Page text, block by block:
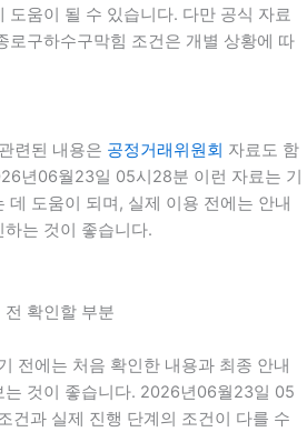
도움이 될 수 있습니다. 다만 공식 자료
로구하수구막힘 조건은 개별 상황에 따
련된 내용은 공정거래위원회 자료도 함
년06월23일 05시28분 이런 자료는 기
데 도움이 되며, 실제 이용 전에는 안내
는 것이 좋습니다.
확인할 부분
전에는 처음 확인한 내용과 최종 안내
는 것이 좋습니다. 2026년06월23일 05
건과 실제 진행 단계의 조건이 다를 수